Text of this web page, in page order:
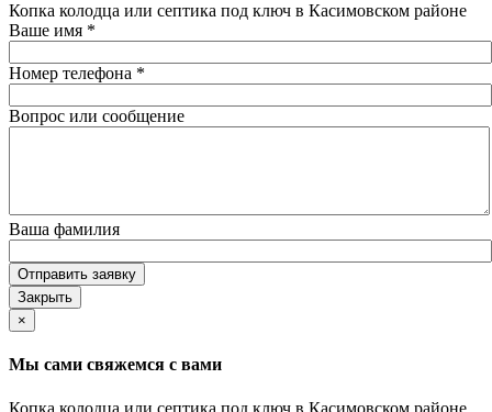
Копка колодца или септика под ключ в Касимовском районе
Ваше имя *
Номер телефона *
Вопрос или сообщение
Ваша фамилия
Отправить заявку
Закрыть
×
Мы сами свяжемся с вами
Копка колодца или септика под ключ в Касимовском районе